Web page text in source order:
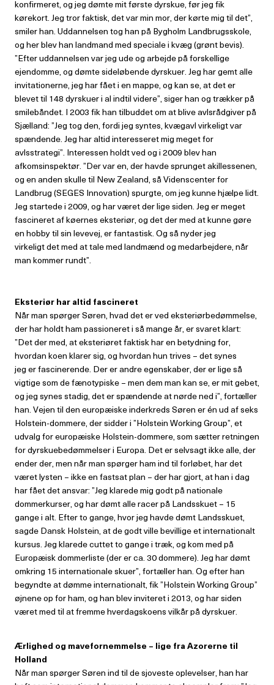
konfirmeret, og jeg dømte mit første dyrskue, før jeg fik
kørekort. Jeg tror faktisk, det var min mor, der kørte mig til det”,
smiler han. Uddannelsen tog han på Bygholm Landbrugsskole,
og her blev han landmand med speciale i kvæg (grønt bevis).
”Efter uddannelsen var jeg ude og arbejde på forskellige
ejendomme, og dømte sideløbende dyrskuer. Jeg har gemt alle
invitationerne, jeg har fået i en mappe, og kan se, at det er
blevet til 148 dyrskuer i al indtil videre”, siger han og trækker på
smilebåndet. I 2003 fik han tilbuddet om at blive avlsrådgiver på
Sjælland: ”Jeg tog den, fordi jeg syntes, kvægavl virkeligt var
spændende. Jeg har altid interesseret mig meget for
avlsstrategi”. Interessen holdt ved og i 2009 blev han
afkomsinspektør. ”Der var en, der havde sprunget akillessenen,
og en anden skulle til New Zealand, så Videnscenter for
Landbrug (SEGES Innovation) spurgte, om jeg kunne hjælpe lidt.
Jeg startede i 2009, og har været der lige siden. Jeg er meget
fascineret af køernes eksteriør, og det der med at kunne gøre
en hobby til sin levevej, er fantastisk. Og så nyder jeg
virkeligt det med at tale med landmænd og medarbejdere, når
man kommer rundt”.
Eksteriør har altid fascineret
Når man spørger Søren, hvad det er ved eksteriørbedømmelse,
der har holdt ham passioneret i så mange år, er svaret klart:
”Det der med, at eksteriøret faktisk har en betydning for,
hvordan koen klarer sig, og hvordan hun trives – det synes
jeg er fascinerende. Der er andre egenskaber, der er lige så
vigtige som de fænotypiske – men dem man kan se, er mit gebet,
og jeg synes stadig, det er spændende at nørde ned i”, fortæller
han. Vejen til den europæiske inderkreds Søren er én ud af seks
Holstein-dommere, der sidder i ”Holstein Working Group”, et
udvalg for europæiske Holstein-dommere, som sætter retningen
for dyrskuebedømmelser i Europa. Det er selvsagt ikke alle, der
ender der, men når man spørger ham ind til forløbet, har det
været lysten – ikke en fastsat plan – der har gjort, at han i dag
har fået det ansvar: ”Jeg klarede mig godt på nationale
dommerkurser, og har dømt alle racer på Landsskuet – 15
gange i alt. Efter to gange, hvor jeg havde dømt Landsskuet,
sagde Dansk Holstein, at de godt ville bevillige et internationalt
kursus. Jeg klarede cuttet to gange i træk, og kom med på
Europæisk dommerliste (der er ca. 30 dommere). Jeg har dømt
omkring 15 internationale skuer”, fortæller han. Og efter han
begyndte at dømme internationalt, fik ”Holstein Working Group”
øjnene op for ham, og han blev inviteret i 2013, og har siden
været med til at fremme hverdagskoens vilkår på dyrskuer.
Ærlighed og mavefornemmelse – ligefra Azorerne til
Holland
Når man spørger Søren ind til de sjoveste oplevelser, han har